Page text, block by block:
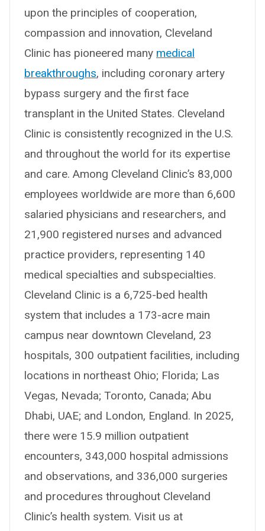
upon the principles of cooperation,
compassion and innovation, Cleveland
Clinic has pioneered many medical
breakthroughs, including coronary artery
bypass surgery and the first face
transplant in the United States. Cleveland
Clinic is consistently recognized in the U.S.
and throughout the world for its expertise
and care. Among Cleveland Clinic’s 83,000
employees worldwide are more than 6,600
salaried physicians and researchers, and
21,900 registered nurses and advanced
practice providers, representing 140
medical specialties and subspecialties.
Cleveland Clinic is a 6,725-bed health
system that includes a 173-acre main
campus near downtown Cleveland, 23
hospitals, 300 outpatient facilities, including
locations in northeast Ohio; Florida; Las
Vegas, Nevada; Toronto, Canada; Abu
Dhabi, UAE; and London, England. In 2025,
there were 15.9 million outpatient
encounters, 343,000 hospital admissions
and observations, and 336,000 surgeries
and procedures throughout Cleveland
Clinic’s health system. Visit us at